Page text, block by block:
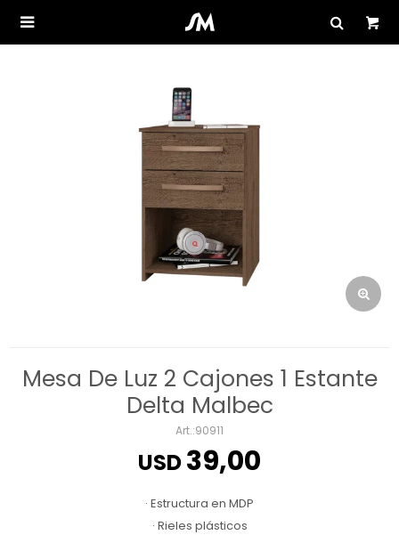

Mesa De Luz 2 Cajones 1 Estante
Delta Malbec
90911
USD39,00
· Estructura en MDP
· Rieles plásticos